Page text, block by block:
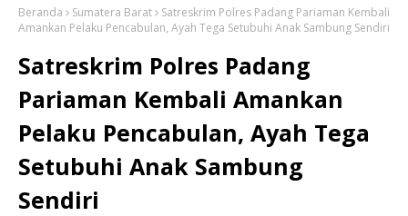
Beranda Sumatera Barat
Satreskrim Polres Padang Pariaman Kembali
Amankan Pelaku Pencabulan, Ayah Tega Setubuhi Anak Sambung Sendiri
Satreskrim Polres Padang
Pariaman Kembali Amankan
Pelaku Pencabulan, Ayah Tega
Setubuhi Anak Sambung
Sendiri